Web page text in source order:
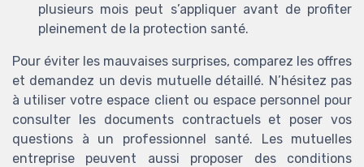
plusieurs mois peut s’appliquer avant de profiter
pleinement de la protection santé.
Pour éviter les mauvaises surprises, comparez les offres
et demandez un devis mutuelle détaillé. N’hésitez pas
à utiliser votre espace client ou espace personnel pour
consulter les documents contractuels et poser vos
questions à un professionnel santé. Les mutuelles
entreprise peuvent aussi proposer des conditions